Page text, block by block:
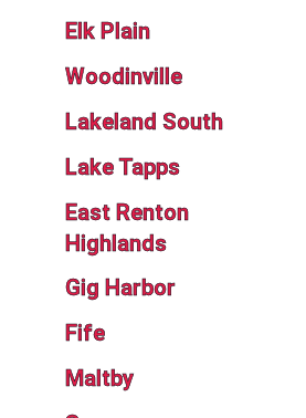
Elk Plain
Woodinville
Lakeland South
Lake Tapps
East Renton
Highlands
Gig Harbor
Fife
Maltby